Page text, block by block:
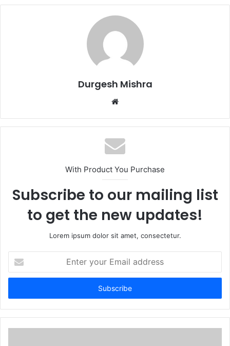
Durgesh Mishra
Website
With Product You Purchase
Subscribe to our mailing list
to get the new updates!
Lorem ipsum dolor sit amet, consectetur.
your
Email